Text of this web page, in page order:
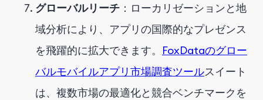
グローバルリーチ ：ローカリゼーションと地
域分析により、アプリの国際的なプレゼンス
を飛躍的に拡大できます。 FoxDataのグロー
バルモバイルアプリ市場調査ツールスイート
は、複数市場の最適化と競合ベンチマークを